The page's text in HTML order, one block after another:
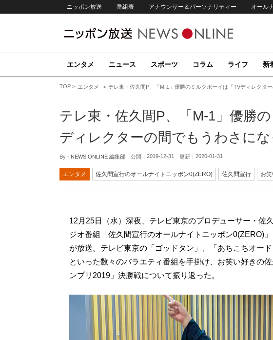
ニッポン放送 番組表 アナウンサー＆パーソナリティー オール
エンタメ ニュース スポーツ コラム ライフ 新
TOP エンタメ テレ東・佐久間P、「M-1」優勝のミルクボーイは「TVディレクタ
テレ東・佐久間P、「M-1」優勝
ディレクターの間でもうわさにな
By - NEWS ONLINE 編集部 公開： 2019-12-31 更新： 2020-01-31
エンタメ 佐久間宣行のオールナイトニッポン0(ZERO) 佐久間宣行 お
12月25日（水）深夜、テレビ東京のプロデューサー・佐
ジオ番組「佐久間宣行のオールナイトニッポン0(ZERO)
が放送。テレビ東京の「ゴッドタン」、「あちこちオー
といった数々のバラエティ番組を手掛け、お笑い好きの
ンプリ2019」決勝戦について振り返った。